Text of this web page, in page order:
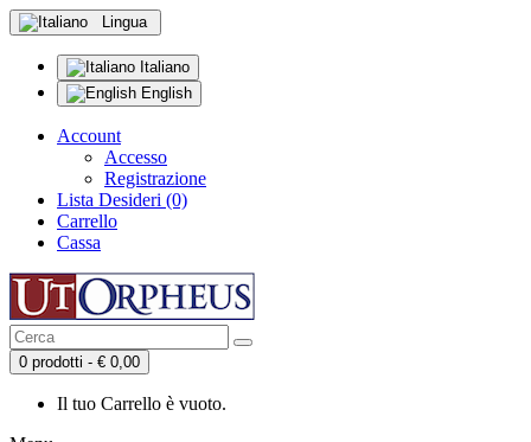
Lingua
Italiano
English
Account
Accesso
Registrazione
Lista Desideri (0)
Carrello
Cassa
0 prodotti - € 0,00
Il tuo Carrello è vuoto.